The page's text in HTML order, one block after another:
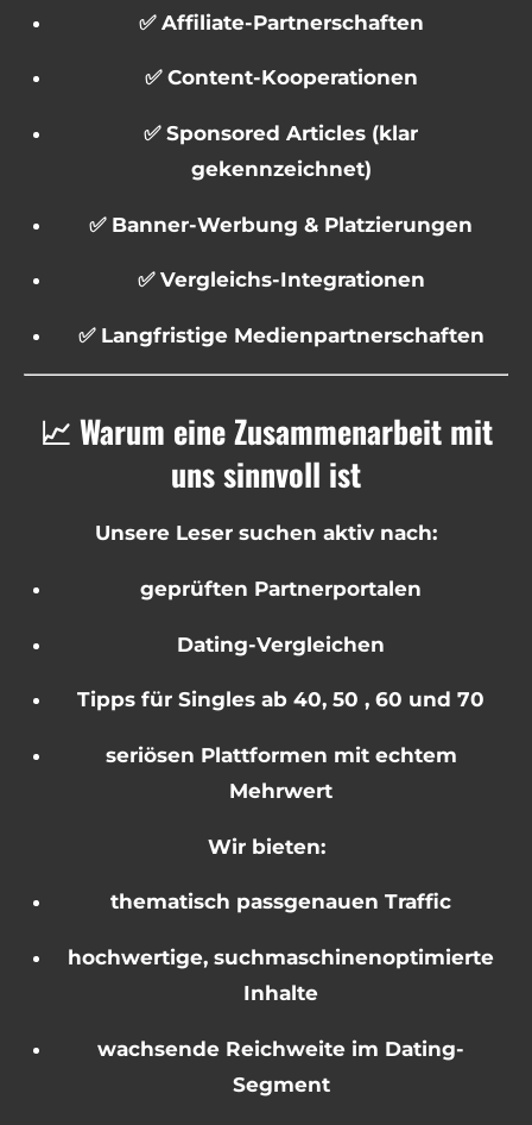
✅ Affiliate-Partnerschaften
✅ Content-Kooperationen
✅ Sponsored Articles (klar
gekennzeichnet)
✅ Banner-Werbung & Platzierungen
✅ Vergleichs-Integrationen
✅ Langfristige Medienpartnerschaften
📈 Warum eine Zusammenarbeit mit
uns sinnvoll ist
Unsere Leser suchen aktiv nach:
geprüften Partnerportalen
Dating-Vergleichen
Tipps für Singles ab 40, 50 , 60 und 70
seriösen Plattformen mit echtem
Mehrwert
Wir bieten:
thematisch passgenauen Traffic
hochwertige, suchmaschinenoptimierte
Inhalte
wachsende Reichweite im Dating-
Segment